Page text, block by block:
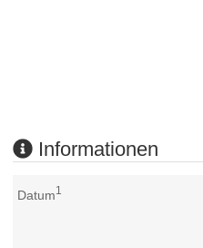
Informationen
Datum1